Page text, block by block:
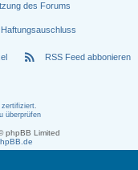
des Forums
Haftungsauschluss
rss_feed RSS Feed abbonieren
zertifiziert.
überprüfen
phpBB Limited